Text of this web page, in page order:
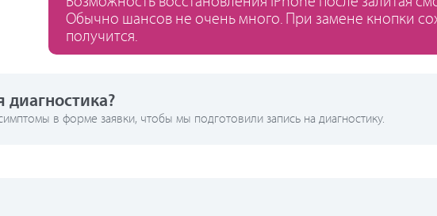
Обычно шансов не очень много. При замене кнопки
получится.
в форме заявки, чтобы мы подготовили запись на диагностику.